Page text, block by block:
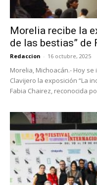
Morelia recibe la
de las bestias” de
Redaccion - 16 octubre, 2025
Morelia, Michoacán.- Hoy
Clavijero la exposición “La
Fabia Chairez, reconocida